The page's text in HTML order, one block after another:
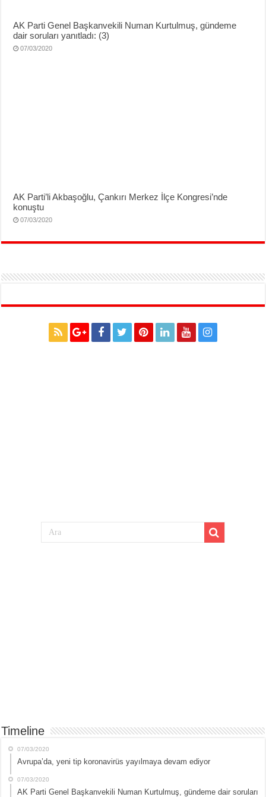
AK Parti Genel Başkanvekili Numan Kurtulmuş, gündeme
dair soruları yanıtladı: (3)
07/03/2020
AK Parti’li Akbaşoğlu, Çankırı Merkez İlçe Kongresi’nde
konuştu
07/03/2020
Timeline
07/03/2020
Avrupa’da, yeni tip koronavirüs yayılmaya devam ediyor
07/03/2020
AK Parti Genel Başkanvekili Numan Kurtulmuş, gündeme dair soruları